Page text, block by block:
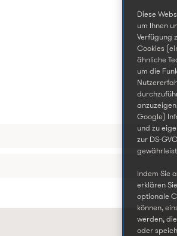
Diese
um Ihnen
Verfügung
Cookies
ähnliche
um die
Google)
und zu
zur DS-
Indem Sie
erklären
optionale
können,
werden,
oder